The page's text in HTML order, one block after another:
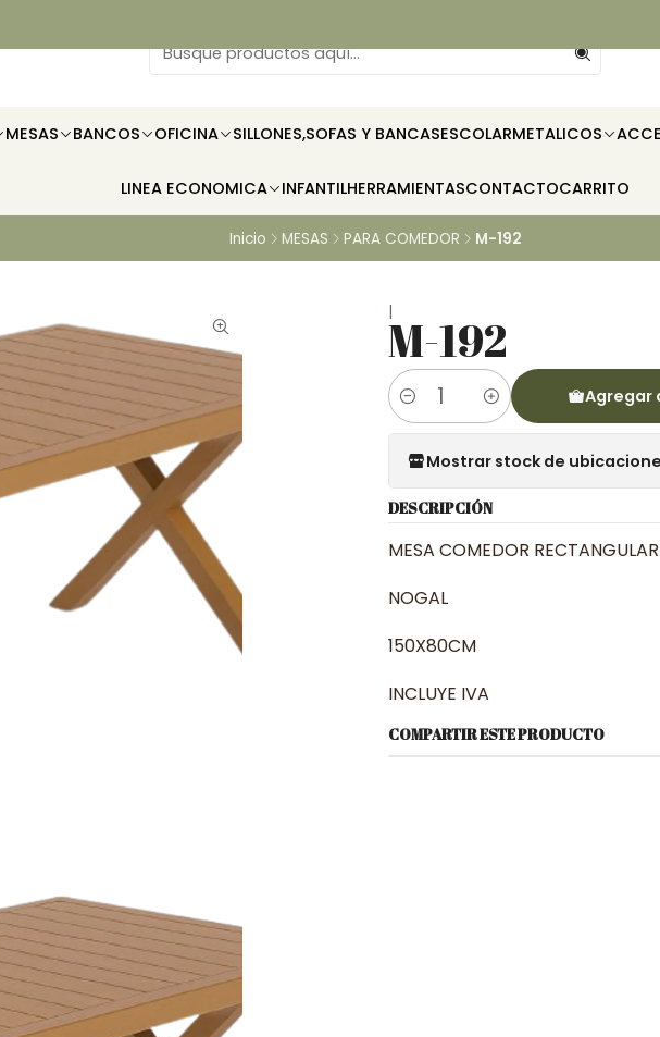
MESAS BANCOS OFICINA SILLONES,SOFAS Y BANCASESCOLARMETALICOS
LINEA ECONOMICA INFANTILHERRAMIENTASCONTACTOCARRITO
Inicio MESAS PARA COMEDOR M-192
|M-192
Cantidad
Agregar
Mostrar stock de
DESCRIPCIÓN
MESA COMEDOR
NOGAL
150X80CM
INCLUYE IVA
COMPARTIR ESTE PRODUCTO